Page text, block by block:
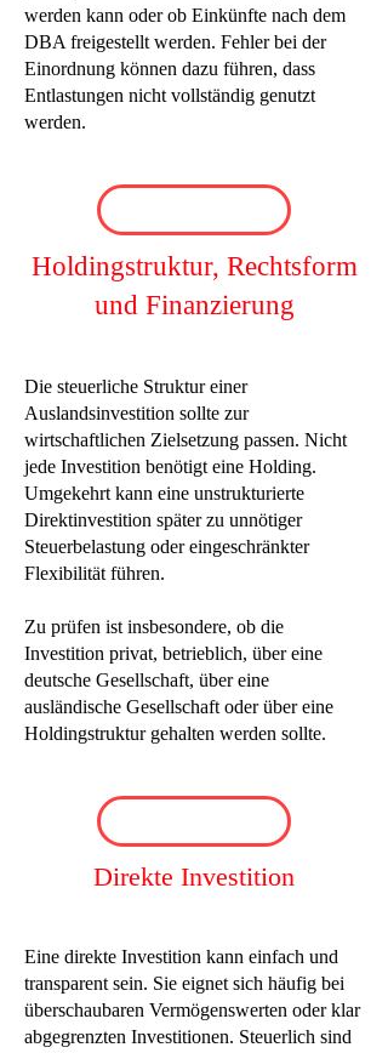
werden kann oder ob Einkünfte nach dem
DBA freigestellt werden. Fehler bei der
Einordnung können dazu führen, dass
Entlastungen nicht vollständig genutzt
werden.
Holdingstruktur, Rechtsform
und Finanzierung
Die steuerliche Struktur einer
Auslandsinvestition sollte zur
wirtschaftlichen Zielsetzung passen. Nicht
jede Investition benötigt eine Holding.
Umgekehrt kann eine unstrukturierte
Direktinvestition später zu unnötiger
Steuerbelastung oder eingeschränkter
Flexibilität führen.
Zu prüfen ist insbesondere, ob die
Investition privat, betrieblich, über eine
deutsche Gesellschaft, über eine
ausländische Gesellschaft oder über eine
Holdingstruktur gehalten werden sollte.
Direkte Investition
Eine direkte Investition kann einfach und
transparent sein. Sie eignet sich häufig bei
überschaubaren Vermögenswerten oder klar
abgegrenzten Investitionen. Steuerlich sind